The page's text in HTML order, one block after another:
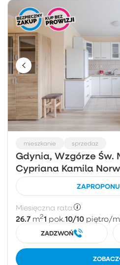
mieszkanie sprzedaż
Gdynia, Wzgórze Św.
Cypriana Kamila
Miesięczna rata:
26.7 m21 pok.10/10 piętro/
ZADZWOŃ
ZOBACZ